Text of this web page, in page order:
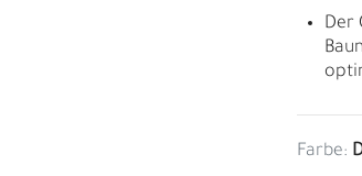
Der
Farbe: